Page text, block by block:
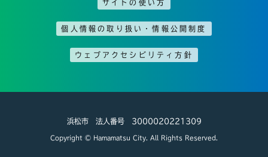
サイトの使い方
個人情報の取り扱い・情報公開制度
ウェブアクセシビリティ方針
浜松市 法人番号 3000020221309
Copyright © Hamamatsu City. All Rights Reserved.